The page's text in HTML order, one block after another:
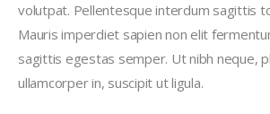
volutpat. Pellentesque interdum sagittis
Mauris imperdiet sapien non elit
sagittis egestas semper. Ut nibh neque,
ullamcorper in, suscipit ut ligula.